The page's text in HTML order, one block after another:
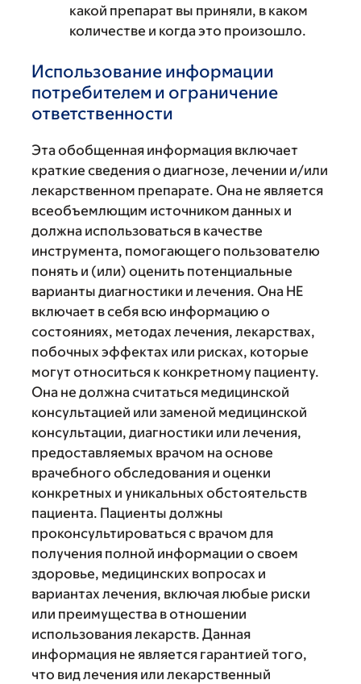
какой препарат вы приняли, в каком
количестве и когда это произошло.
Использование информации
потребителем и ограничение
ответственности
Эта обобщенная информация включает
краткие сведения о диагнозе, лечении и/или
лекарственном препарате. Она не является
всеобъемлющим источником данных и
должна использоваться в качестве
инструмента, помогающего пользователю
понять и (или) оценить потенциальные
варианты диагностики и лечения. Она НЕ
включает в себя всю информацию о
состояниях, методах лечения, лекарствах,
побочных эффектах или рисках, которые
могут относиться к конкретному пациенту.
Она не должна считаться медицинской
консультацией или заменой медицинской
консультации, диагностики или лечения,
предоставляемых врачом на основе
врачебного обследования и оценки
конкретных и уникальных обстоятельств
пациента. Пациенты должны
проконсультироваться с врачом для
получения полной информации о своем
здоровье, медицинских вопросах и
вариантах лечения, включая любые риски
или преимущества в отношении
использования лекарств. Данная
информация не является гарантией того,
что вид лечения или лекарственный